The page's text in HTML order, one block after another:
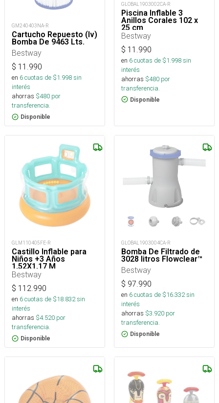
GM240403NA-R
Cartucho Repuesto (Iv)
Bomba De 9463 Lts.
Bestway
$ 11.990
en 6cuotas de $1.998sin
interés
ahorras $480 por
transferencia.
Disponible
GLOBAL1903002CA-R
Piscina Inflable 3
Anillos Corales 102 x
25 cm
Bestway
$ 11.990
en 6cuotas de $1.998sin
interés
ahorras $480 por
transferencia.
Disponible
GLM110405FE-R
Castillo Inflable para
Niños +3 Años
1,52X1,17 M
Bestway
$ 112.990
en 6cuotas de $18.832sin
interés
ahorras $4.520 por
transferencia.
Disponible
GLOBAL1903004CA-R
Bomba De Filtrado de
3028 litros Flowclear™
Bestway
$ 97.990
en 6cuotas de $16.332sin
interés
ahorras $3.920 por
transferencia.
Disponible